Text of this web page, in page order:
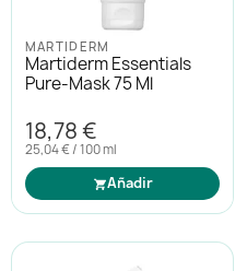
MARTIDERM
Martiderm Essentials
Pure-Mask 75 Ml
18,78 €
25,04 € / 100 ml
Añadir